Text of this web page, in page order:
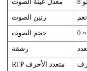
معدل عينة الصوت
رنين الصوت نعم
حجم الصوت
رشفة
RTP متعدد الأحرف